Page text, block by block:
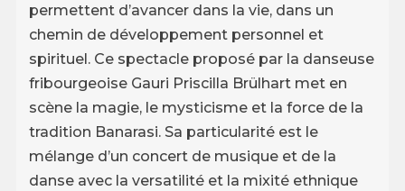
permettent d’avancer dans la vie, dans un
chemin de développement personnel et
spirituel. Ce spectacle proposé par la danseuse
fribourgeoise Gauri Priscilla Brülhart met en
scène la magie, le mysticisme et la force de la
tradition Banarasi. Sa particularité est le
mélange d’un concert de musique et de la
danse avec la versatilité et la mixité ethnique